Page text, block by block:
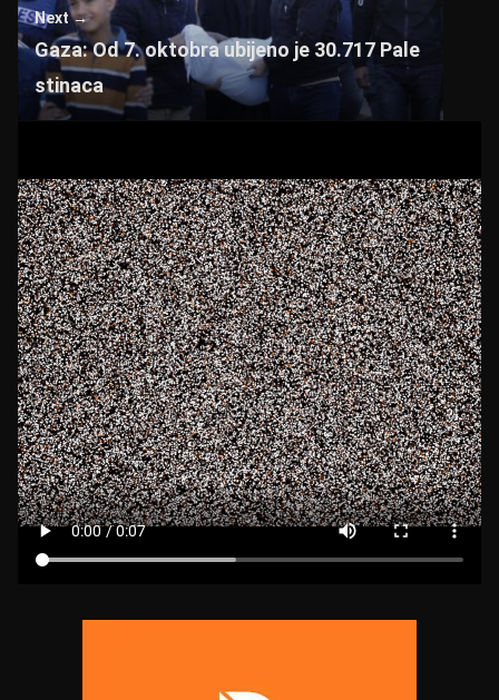
p
o
k
Next →
Gaza: Od 7. oktobra ubijeno je 30.717 Pale
stinaca